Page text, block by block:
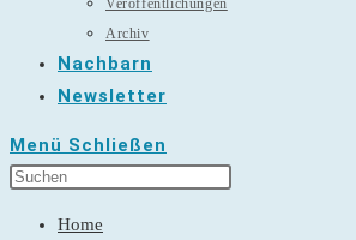
Veröffentlichungen
Archiv
Nachbarn
Newsletter
Menü Schließen
Home